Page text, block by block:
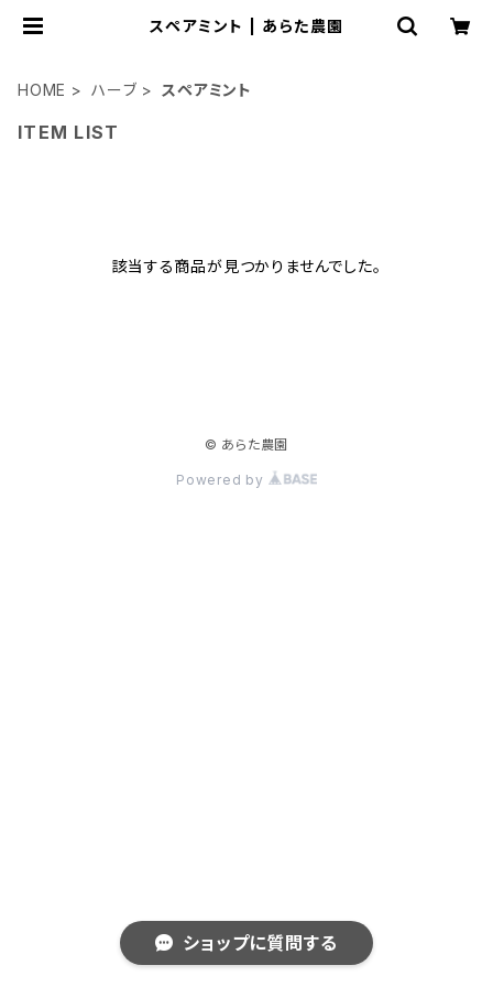
スペアミント | あらた農園
HOME ハーブ スペアミント
ITEM LIST
該当する商品が見つかりませんでした。
© あらた農園
Powered by
ショップに質問する